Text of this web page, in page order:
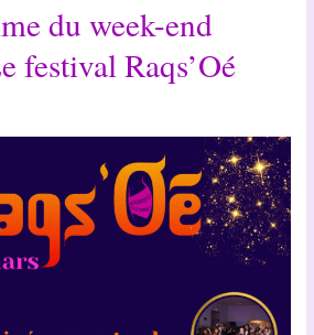
du week-end
festival Raqs’Oé